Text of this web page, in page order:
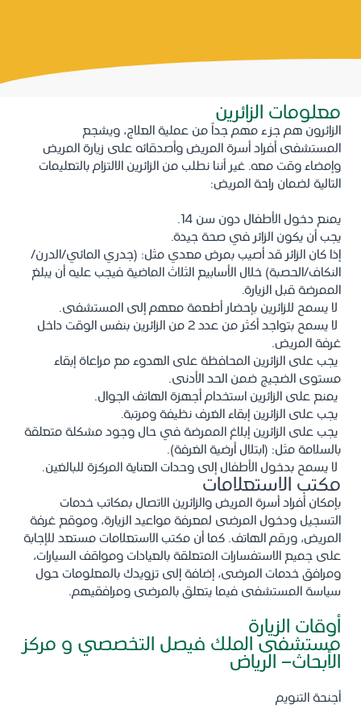
معلومات الزائرين
الزائرون هم جزء مهم جداً من عملية العلاج، ويشجع
المستشفى أفراد أسرة المريض وأصدقائه على زيارة المريض
وإمضاء وقت معه. غير أننا نطلب من الزائرين الالتزام بالتعليمات
التالية لضمان راحة المريض:
يمنع دخول الأطفال دون سن 14.
يجب أن يكون الزائر في صحة جيدة.
إذا كان الزائر قد أصيب بمرض معدي مثل: (جدري المائي/الدرن/
النكاف/الحصبة) خلال الأسابيع الثلاث الماضية فيجب عليه أن يبلغ
الممرضة قبل الزيارة.
لا يسمح للزائرين بإحضار أطعمة معهم إلى المستشفى.
لا يسمح بتواجد أكثر من عدد 2 من الزائرين بنفس الوقت داخل
غرفة المريض.
يجب على الزائرين المحافظة على الهدوء مع مراعاة إبقاء
مستوى الضجيج ضمن الحد الأدنى.
يمنع على الزائرين استخدام أجهزة الهاتف الجوال.
يجب على الزائرين إبقاء الغرف نظيفة ومرتبة.
يجب على الزائرين إبلاغ الممرضة في حال وجود مشكلة متعلقة
بالسلامة مثل: (ابتلال أرضية الغرفة).
لا يسمح بدخول الأطفال إلى وحدات العناية المركزة للبالغين.
مكتب الاستعلامات
بإمكان أفراد أسرة المريض والزائرين الاتصال بمكاتب خدمات
التسجيل ودخول المرضى لمعرفة مواعيد الزيارة، وموقع غرفة
المريض، ورقم الهاتف. كما أن مكتب الاستعلامات مستعد للإجابة
على جميع الاستفسارات المتعلقة بالعيادات ومواقف السيارات،
ومرافق خدمات المرضى، إضافة إلى تزويدك بالمعلومات حول
سياسة المستشفى فيما يتعلق بالمرضى ومرافقيهم.
أوقات الزيارة
مستشفى الملك فيصل التخصصي و مركز
الأبحاث- الرياض
أجنحة التنويم